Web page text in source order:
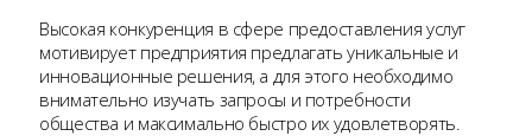
Высокая конкуренция в сфере предоставления услуг
мотивирует предприятия предлагать уникальные и
инновационные решения, а для этого необходимо
внимательно изучать запросы и потребности
общества и максимально быстро их удовлетворять.